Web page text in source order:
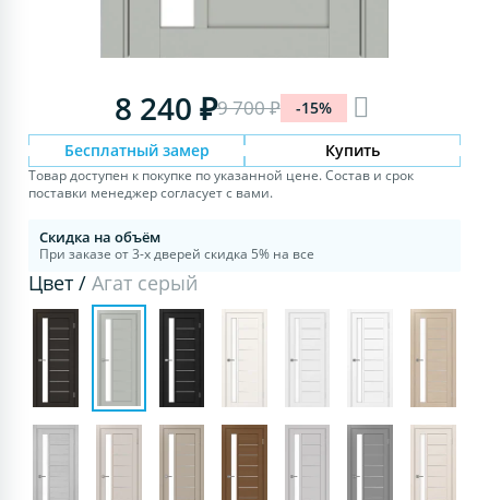
8 240 ₽9 700 ₽ -15%
Бесплатный замер Купить
Товар доступен к покупке по указанной цене. Состав и срок
поставки менеджер согласует с вами.
Скидка на объём
При заказе от 3-х дверей скидка 5% на все
Цвет /Агат серый